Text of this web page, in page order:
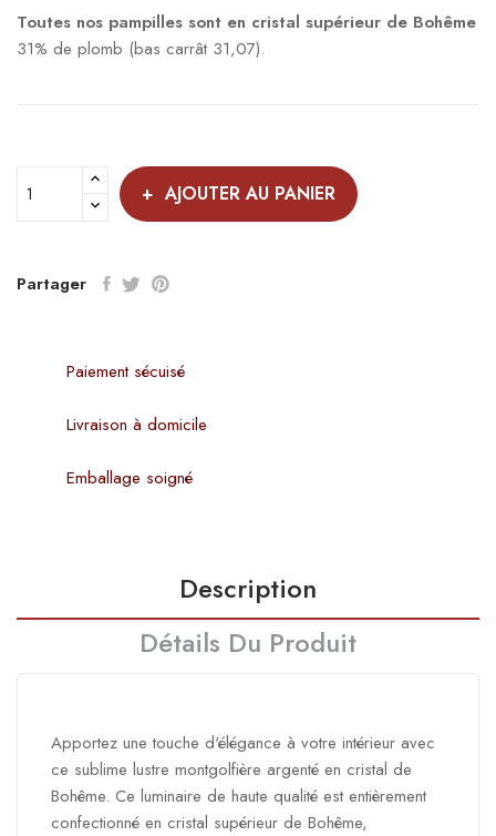
Toutes nos pampilles sont en cristal supérieur de Bohême
31% de plomb (bas carrât 31,07).
AJOUTER AU PANIER
Partager
Paiement sécuisé
Livraison à domicile
Emballage soigné
Description
Détails Du Produit
Apportez une touche d'élégance à votre intérieur avec
ce sublime lustre montgolfière argenté en cristal de
Bohême. Ce luminaire de haute qualité est entièrement
confectionné en cristal supérieur de Bohême,